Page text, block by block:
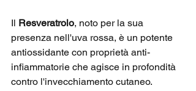
Il Resveratrolo, noto per la sua
presenza nell'uva rossa, è un potente
antiossidante con proprietà anti-
infiammatorie che agisce in profondità
contro l'invecchiamento cutaneo.